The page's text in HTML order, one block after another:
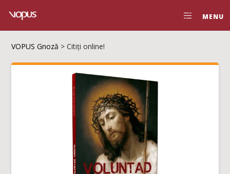
MENU
VOPUS Gnoză >Citiți online!